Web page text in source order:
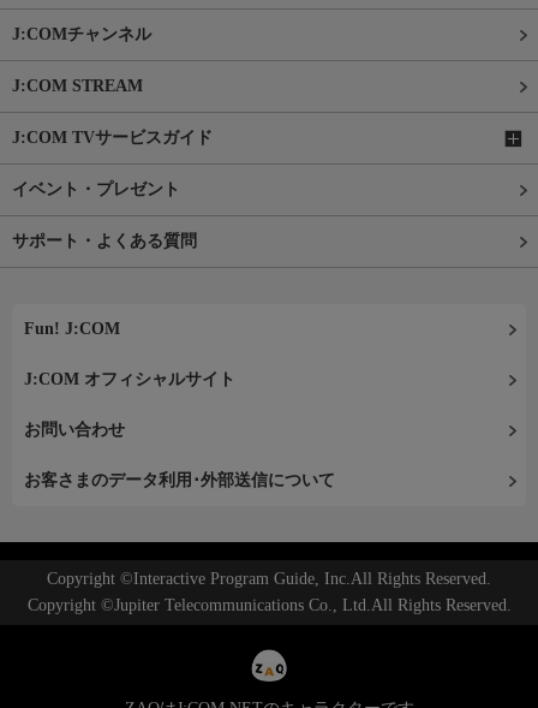
J:COMチャンネル
J:COM STREAM
J:COM TVサービスガイド
イベント・プレゼント
サポート・よくある質問
Fun! J:COM
J:COM オフィシャルサイト
お問い合わせ
お客さまのデータ利用･外部送信について
Copyright ©Interactive Program Guide, Inc.All Rights Reserved.
Copyright ©Jupiter Telecommunications Co., Ltd.All Rights Reserved.